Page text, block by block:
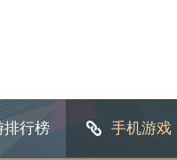
排行榜 手机游戏